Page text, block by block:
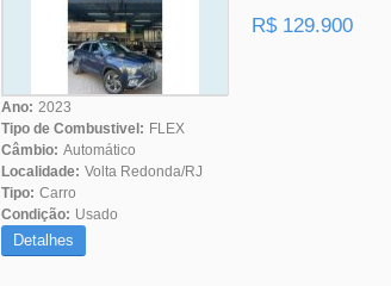
R$ 129.900
Ano: 2023
Tipo de Combustivel: FLEX
Câmbio: Automático
Localidade: Volta Redonda/RJ
Tipo: Carro
Condição: Usado
Detalhes